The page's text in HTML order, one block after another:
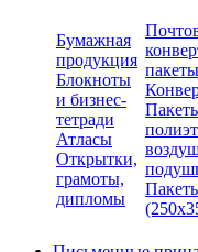
Бумажная
продукция
Блокноты
и бизнес-
тетради
Атласы
Открытки,
грамоты,
дипломы
пакеты